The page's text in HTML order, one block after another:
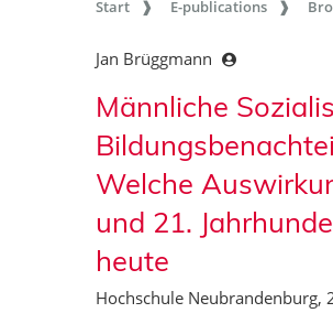
Start E-publications
Jan Brüggmann
Männliche
Welche
und 21.
heute
Hochschule Neubrandenburg,